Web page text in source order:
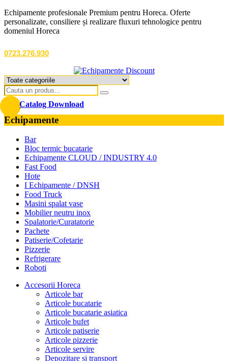
Echipamente profesionale Premium pentru Horeca. Oferte
personalizate, consiliere și realizare fluxuri tehnologice pentru
domeniul Horeca
0723.276.930
Catalog Download
Echipamente
Bar
Bloc termic bucatarie
Echipamente CLOUD / INDUSTRY 4.0
Fast Food
Hote
I Echipamente / DNSH
Food Truck
Masini spalat vase
Mobilier neutru inox
Spalatorie/Curatatorie
Pachete
Patiserie/Cofetarie
Pizzerie
Refrigerare
Roboti
Accesorii Horeca
Articole bar
Articole bucatarie
Articole bucatarie asiatica
Articole bufet
Articole patiserie
Articole pizzerie
Articole servire
Depozitare si transport